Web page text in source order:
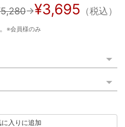
→¥3,695 （税込）
※会員様のみ
に入りに追加